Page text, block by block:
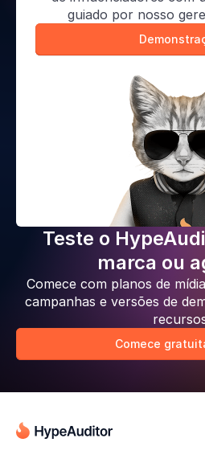
guiado por nosso
Teste o
marca ou
Comece com planos de
campanhas e versões de
Comece